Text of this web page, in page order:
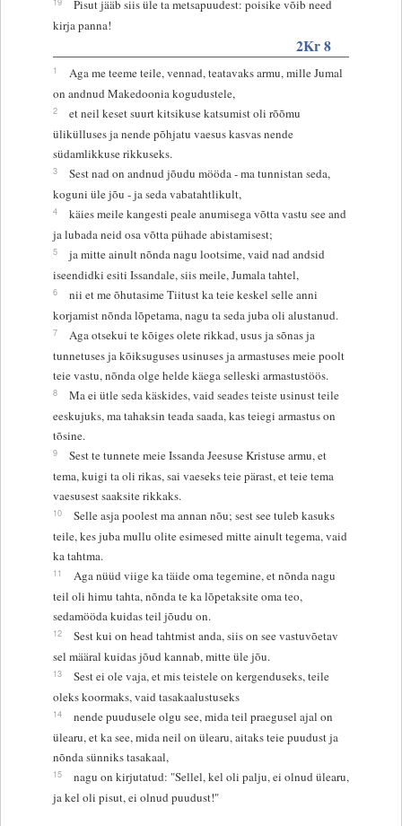
Pisut jääb siis üle ta metsapuudest: poisike võib need
kirja panna!
2Kr 8
1
Aga me teeme teile, vennad, teatavaks armu, mille Jumal
on andnud Makedoonia kogudustele,
2
et neil keset suurt kitsikuse katsumist oli rõõmu
ülikülluses ja nende põhjatu vaesus kasvas nende
südamlikkuse rikkuseks.
3
Sest nad on andnud jõudu mööda - ma tunnistan seda,
koguni üle jõu - ja seda vabatahtlikult,
4
käies meile kangesti peale anumisega võtta vastu see and
ja lubada neid osa võtta pühade abistamisest;
5
ja mitte ainult nõnda nagu lootsime, vaid nad andsid
iseendidki esiti Issandale, siis meile, Jumala tahtel,
6
nii et me õhutasime Tiitust ka teie keskel selle anni
korjamist nõnda lõpetama, nagu ta seda juba oli alustanud.
7
Aga otsekui te kõiges olete rikkad, usus ja sõnas ja
tunnetuses ja kõiksuguses usinuses ja armastuses meie poolt
teie vastu, nõnda olge helde käega selleski armastustöös.
8
Ma ei ütle seda käskides, vaid seades teiste usinust teile
eeskujuks, ma tahaksin teada saada, kas teiegi armastus on
tõsine.
9
Sest te tunnete meie Issanda Jeesuse Kristuse armu, et
tema, kuigi ta oli rikas, sai vaeseks teie pärast, et teie tema
vaesusest saaksite rikkaks.
10
Selle asja poolest ma annan nõu; sest see tuleb kasuks
teile, kes juba mullu olite esimesed mitte ainult tegema, vaid
ka tahtma.
11
Aga nüüd viige ka täide oma tegemine, et nõnda nagu
teil oli himu tahta, nõnda te ka lõpetaksite oma teo,
sedamööda kuidas teil jõudu on.
12
Sest kui on head tahtmist anda, siis on see vastuvõetav
sel määral kuidas jõud kannab, mitte üle jõu.
13
Sest ei ole vaja, et mis teistele on kergenduseks, teile
oleks koormaks, vaid tasakaalustuseks
14
nende puudusele olgu see, mida teil praegusel ajal on
ülearu, et ka see, mida neil on ülearu, aitaks teie puudust ja
nõnda sünniks tasakaal,
15
nagu on kirjutatud: "Sellel, kel oli palju, ei olnud ülearu,
ja kel oli pisut, ei olnud puudust!"